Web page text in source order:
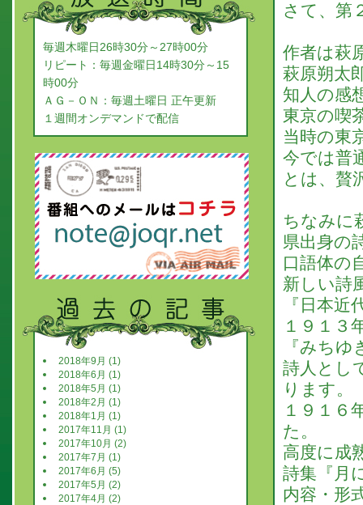
さて、第
作者は萩
萩原朔太
知人の感
東京の喫
当時の東
今では普
とは、贅
ちなみに
県出身の
口語体の
新しい詩
『日本
１９１３
『みち
詩人とし
ります。
１９１６
た。
高度に成
詩集『月
内容・形
毎週木曜日26時30分～27時00分
リピート：毎週金曜日14時30分～15
時00分
ＡＧ－ＯＮ：毎週土曜日 正午更新
１週間オンデマンドで配信
2018年9月 (1)
2018年6月 (1)
2018年5月 (1)
2018年2月 (1)
2018年1月 (1)
2017年11月 (1)
2017年10月 (2)
2017年7月 (1)
2017年6月 (5)
2017年5月 (2)
2017年4月 (2)